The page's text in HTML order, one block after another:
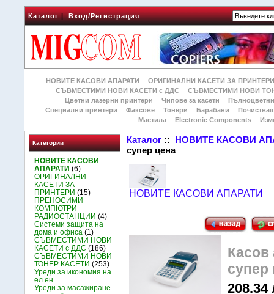
Каталог|Вход/Регистрация
НОВИТЕ КАСОВИ АПАРАТИ
ОРИГИНАЛНИ КАСЕТИ ЗА
СЪВМЕСТИМИ НОВИ КАСЕТИ с ДДС
СЪВМЕСТИМИ НОВИ
Цветни лазерни принтери
Чипове за касети
Специални принтери
Факсове Тонери Барабани
Мастила
Electronic Components
Категории
НОВИТЕ КАСОВИ
АПАРАТИ (6)
ОРИГИНАЛНИ
КАСЕТИ ЗА
ПРИНТЕРИ (15)
ПРЕНОСИМИ
КОМПЮТРИ
РАДИОСТАНЦИИ (4)
Системи защита на
дома и офиса (1)
СЪВМЕСТИМИ НОВИ
КАСЕТИ с ДДС (186)
СЪВМЕСТИМИ НОВИ
ТОНЕР КАСЕТИ (253)
Уреди за икономия на
ел.ен.
Уреди за масажиране
Каталог :: НОВИТЕ КАСОВИ
супер цена
НОВИТЕ КАСОВИ АПАРАТИ
Касов
супер
208.34